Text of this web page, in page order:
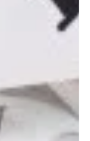
dolore
ad